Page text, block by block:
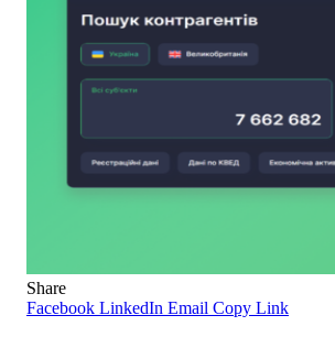
Share
Facebook LinkedIn Email Copy Link